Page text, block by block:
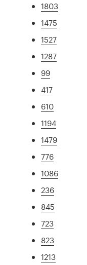
1803
1475
1527
1287
99
417
610
1194
1479
776
1086
236
845
723
823
1213